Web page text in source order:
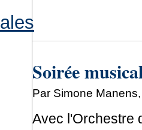
Soirée
Par Simone
Avec l'Orchestre